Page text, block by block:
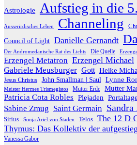
Astrologie Aufstieg in die
Ausserirdisches Leben Channeling
Council of Light Danielle Gernandt
Der Andromedanische Rat des Lichts Die Quelle
Erzengel Metatron Erzengel Michael
Gabriele Meusburger Gott Heike
Jesus Christus John Smallman | Saul Lynne
Meister Hermes Trismegistos Mutter Erde Mutter
Patricia Cota Robles Plejaden Portaltage
Sabine Zmug Saint Germain Sandra
Sirius Sonja Ariel von Staden Telos The 12 D
Thymus: Das Kollektiv der
Vanessa Gabor